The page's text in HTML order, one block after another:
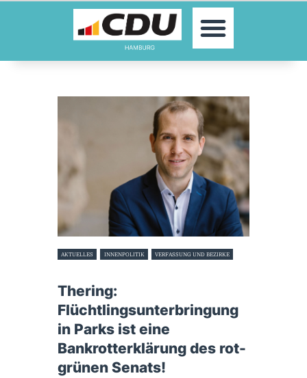
MOIN!
AKTUELLES
PARLAMENTE
MITGLIED WERDEN!
AKTUELLES INNENPOLITIK VERFASSUNG UND BEZIRKE
Thering:
Flüchtlingsunterbringung
in Parks ist eine
Bankrotterklärung des rot-
grünen Senats!